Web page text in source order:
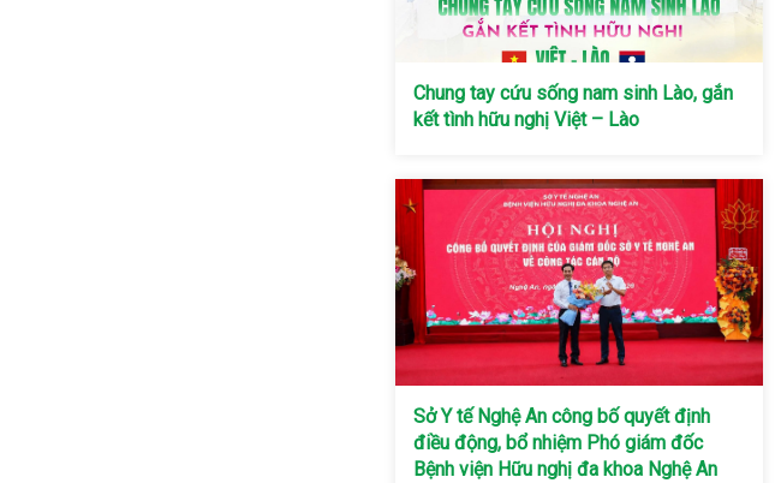
Chung tay cứu sống nam sinh Lào, gắn
kết tình hữu nghị Việt – Lào
Sở Y tế Nghệ An công bố quyết định
điều động, bổ nhiệm Phó giám đốc
Bệnh viện Hữu nghị đa khoa Nghệ An